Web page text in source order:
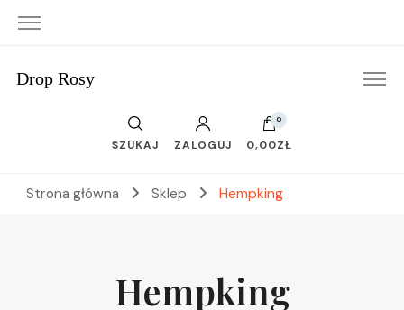
Drop Rosy
SZUKAJ ZALOGUJ
0
0,00ZŁ
Strona główna Sklep Hempking
Hempking